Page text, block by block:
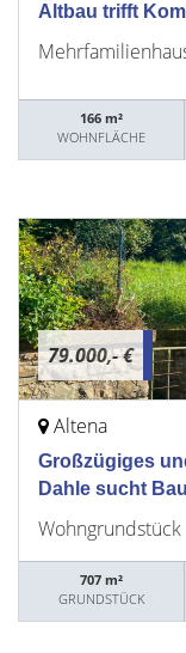
Altbau trifft
166 m²
WOHNFLÄCHE
79.000,- €
Altena
Großzügiges
Dahle sucht
Wohngrundstück
707 m²
GRUNDSTÜCK